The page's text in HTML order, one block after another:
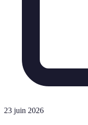
23 juin 2026